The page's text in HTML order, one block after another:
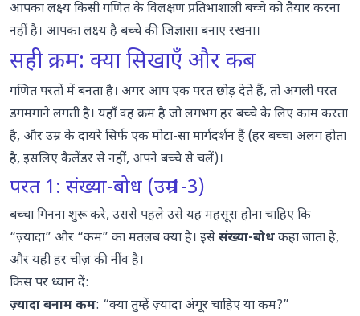
आपका लक्ष्य किसी गणित के विलक्षण प्रतिभाशाली बच्चे को तैयार करना
नहीं है। आपका लक्ष्य है बच्चे की जिज्ञासा बनाए रखना।
सही क्रम: क्या सिखाएँ और कब
गणित परतों में बनता है। अगर आप एक परत छोड़ देते हैं, तो अगली परत
डगमगाने लगती है। यहाँ वह क्रम है जो लगभग हर बच्चे के लिए काम करता
है, और उम्र के दायरे सिर्फ एक मोटा-सा मार्गदर्शन हैं (हर बच्चा अलग होता
है, इसलिए कैलेंडर से नहीं, अपने बच्चे से चलें)।
परत 1: संख्या-बोध (उम्र 1-3)
बच्चा गिनना शुरू करे, उससे पहले उसे यह महसूस होना चाहिए कि
“ज़्यादा” और “कम” का मतलब क्या है। इसेसंख्या-बोधकहा जाता है,
और यही हर चीज़ की नींव है।
किस पर ध्यान दें:
ज़्यादा बनाम कम: “क्या तुम्हें ज़्यादा अंगूर चाहिए या कम?”